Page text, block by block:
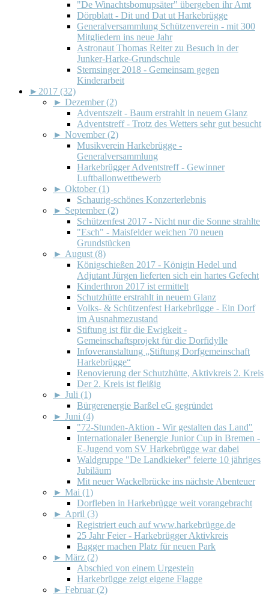
"De Winachtsbomupsäter" übergeben ihr Amt
Dörpblatt - Dit und Dat ut Harkebrügge
Generalversammlung Schützenverein - mit 300
Mitgliedern ins neue Jahr
Astronaut Thomas Reiter zu Besuch in der
Junker-Harke-Grundschule
Sternsinger 2018 - Gemeinsam gegen
Kinderarbeit
► 2017 (32)
► Dezember (2)
Adventszeit - Baum erstrahlt in neuem Glanz
Adventstreff - Trotz des Wetters sehr gut besucht
► November (2)
Musikverein Harkebrügge -
Generalversammlung
Harkebrügger Adventstreff - Gewinner
Luftballonwettbewerb
► Oktober (1)
Schaurig-schönes Konzerterlebnis
► September (2)
Schützenfest 2017 - Nicht nur die Sonne strahlte
"Esch" - Maisfelder weichen 70 neuen
Grundstücken
► August (8)
Königschießen 2017 - Königin Hedel und
Adjutant Jürgen lieferten sich ein hartes Gefecht
Kinderthron 2017 ist ermittelt
Schutzhütte erstrahlt in neuem Glanz
Volks- & Schützenfest Harkebrügge - Ein Dorf
im Ausnahmezustand
Stiftung ist für die Ewigkeit -
Gemeinschaftsprojekt für die Dorfidylle
Infoveranstaltung „Stiftung Dorfgemeinschaft
Harkebrügge“
Renovierung der Schutzhütte, Aktivkreis 2. Kreis
Der 2. Kreis ist fleißig
► Juli (1)
Bürgerenergie Barßel eG gegründet
► Juni (4)
"72-Stunden-Aktion - Wir gestalten das Land"
Internationaler Benergie Junior Cup in Bremen -
E-Jugend vom SV Harkebrügge war dabei
Waldgruppe "De Landkieker" feierte 10 jähriges
Jubiläum
Mit neuer Wackelbrücke ins nächste Abenteuer
► Mai (1)
Dorfleben in Harkebrügge weit vorangebracht
► April (3)
Registriert euch auf www.harkebrügge.de
25 Jahr Feier - Harkebrügger Aktivkreis
Bagger machen Platz für neuen Park
► März (2)
Abschied von einem Urgestein
Harkebrügge zeigt eigene Flagge
► Februar (2)